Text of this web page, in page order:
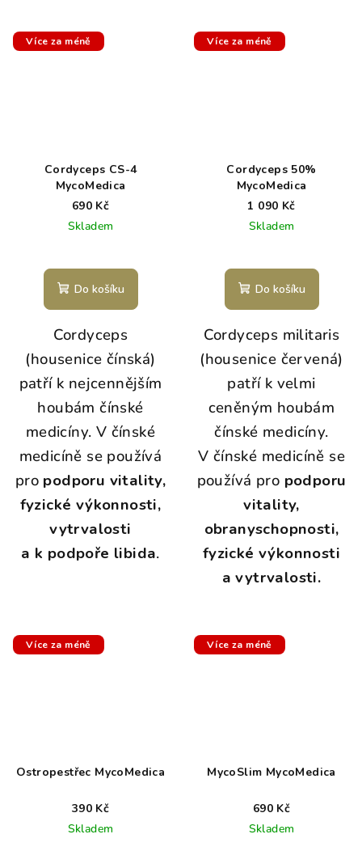
Více za méně
Cordyceps CS-4
MycoMedica
690 Kč
Skladem
Do košíku
Cordyceps
(housenice čínská)
patří k nejcennějším
houbám čínské
medicíny. V čínské
medicíně se používá
pro podporu vitality,
fyzické výkonnosti,
vytrvalosti
a k podpoře libida.
Více za méně
Cordyceps 50%
MycoMedica
1 090 Kč
Skladem
Do košíku
Cordyceps militaris
(housenice červená)
patří k velmi
ceněným houbám
čínské medicíny.
V čínské medicíně se
používá pro podporu
vitality,
obranyschopnosti,
fyzické výkonnosti
a vytrvalosti.
Více za méně
Ostropestřec MycoMedica
390 Kč
Skladem
Více za méně
MycoSlim MycoMedica
690 Kč
Skladem